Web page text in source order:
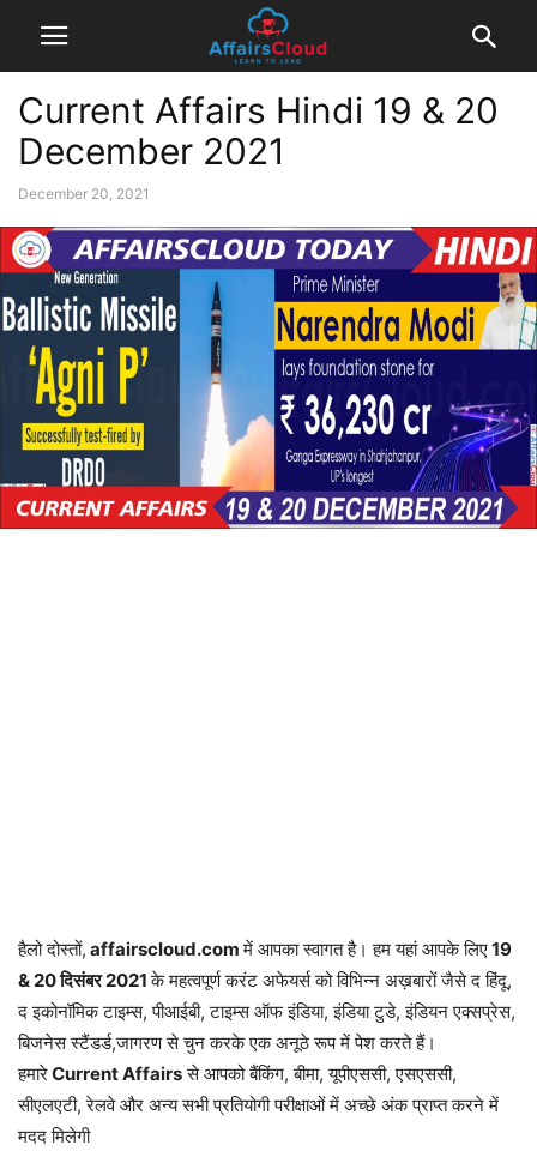
Current Affairs Hindi 19 & 20
December 2021
December 20, 2021
हैलो दोस्तों, affairscloud.comमें आपका स्वागत है। हम यहां आपके लिए19
& 20 दिसंबर 2021के महत्वपूर्ण करंट अफेयर्स को विभिन्न अख़बारों जैसे द हिंदू,
द इकोनॉमिक टाइम्स, पीआईबी, टाइम्स ऑफ इंडिया, इंडिया टुडे, इंडियन एक्सप्रेस,
बिजनेस स्टैंडर्ड,जागरण से चुन करके एक अनूठे रूप में पेश करते हैं।
हमारेCurrent Affairsसे आपको बैंकिंग, बीमा, यूपीएससी, एसएससी,
सीएलएटी, रेलवे और अन्य सभी प्रतियोगी परीक्षाओं में अच्छे अंक प्राप्त करने में
मदद मिलेगी